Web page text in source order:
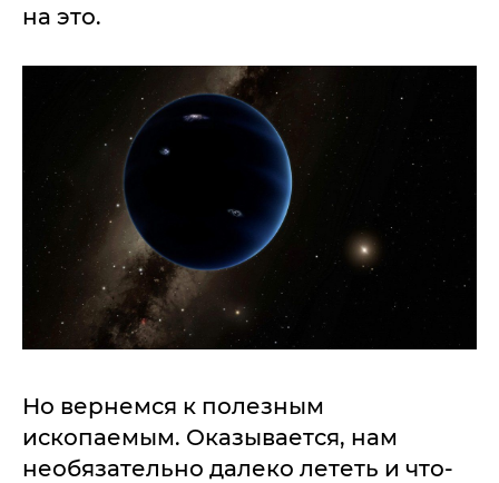
на это.
Но вернемся к полезным
ископаемым. Оказывается, нам
необязательно далеко лететь и что-